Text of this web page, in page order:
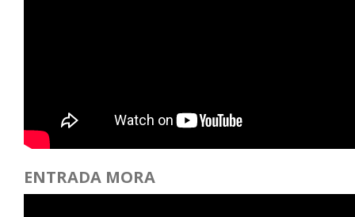
ENTRADA MORA